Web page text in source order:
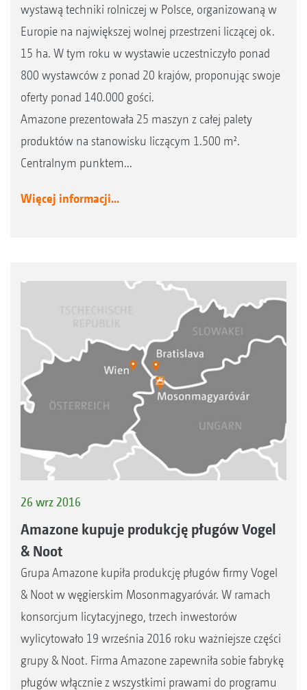
wystawą techniki rolniczej w Polsce, organizowaną w
Europie na największej wolnej przestrzeni liczącej ok.
15 ha. W tym roku w wystawie uczestniczyło ponad
800 wystawców z ponad 20 krajów, proponując swoje
oferty ponad 140.000 gości.
Amazone prezentowała 25 maszyn z całej palety
produktów na stanowisku liczącym 1.500 m².
Centralnym punktem...
Więcej informacji...
26 wrz 2016
Amazone kupuje produkcję pługów Vogel
& Noot
Grupa Amazone kupiła produkcję pługów firmy Vogel
& Noot w węgierskim Mosonmagyaróvár. W ramach
konsorcjum licytacyjnego, trzech inwestorów
wylicytowało 19 września 2016 roku ważniejsze części
grupy & Noot. Firma Amazone zapewniła sobie fabrykę
pługów włącznie z wszystkimi prawami do programu